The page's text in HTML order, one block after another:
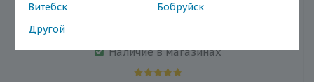
Витебск
Бобруйск
Другой
Наличие в магазинах